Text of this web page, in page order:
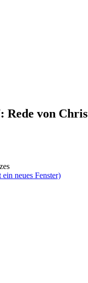
Rede von
neues Fenster)